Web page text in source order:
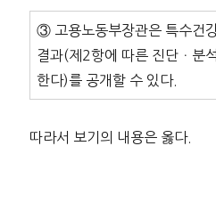
③ 고용노동부장관은 특수건
결과(제2항에 따른 진단ㆍ분
한다)를 공개할 수 있다.
따라서 보기의 내용은 옳다.